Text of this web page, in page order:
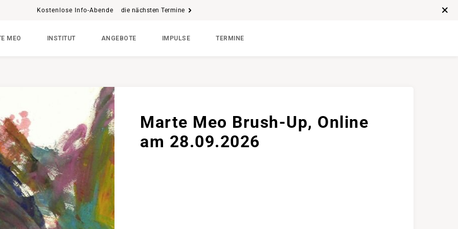
Kostenlose Info-Abende die nächsten Termine
MEO INSTITUT ANGEBOTE IMPULSE TERMINE
Marte Meo Brush-Up, Online
am 28.09.2026